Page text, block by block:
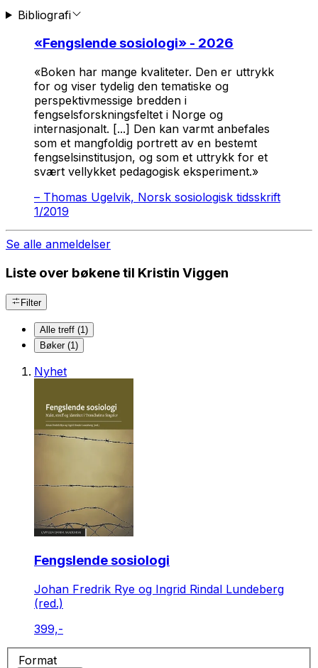
Bibliografi
«Fengslende sosiologi» - 2026
«Boken har mange kvaliteter. Den er uttrykk
for og viser tydelig den tematiske og
perspektivmessige bredden i
fengselsforskningsfeltet i Norge og
internasjonalt. [...] Den kan varmt anbefales
som et mangfoldig portrett av en bestemt
fengselsinstitusjon, og som et uttrykk for et
svært vellykket pedagogisk eksperiment.»
– Thomas Ugelvik, Norsk sosiologisk tidsskrift
1/2019
Se alle anmeldelser
Liste over bøkene til Kristin Viggen
Filter
Alle treff (1)
Bøker (1)
Nyhet
Fengslende sosiologi
Johan Fredrik Rye og Ingrid Rindal Lundeberg
(red.)
399,-
Format